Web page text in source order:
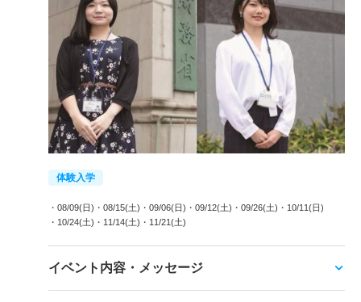
体験入学
・08/09(日) ・08/15(土) ・09/06(日) ・09/12(土) ・09/26(土) ・10/11(日)
・10/24(土) ・11/14(土) ・11/21(土)
イベント内容・メッセージ